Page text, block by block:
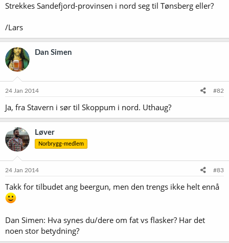
Strekkes Sandefjord-provinsen i nord seg til Tønsberg eller?
/Lars
Dan Simen
24 Jan 2014 #82
Ja, fra Stavern i sør til Skoppum i nord. Uthaug?
Løver
Norbrygg-medlem
24 Jan 2014 #83
Takk for tilbudet ang beergun, men den trengs ikke helt ennå
Dan Simen: Hva synes du/dere om fat vs flasker? Har det
noen stor betydning?